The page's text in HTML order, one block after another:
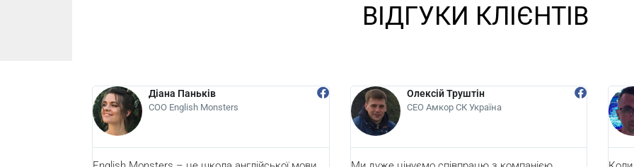
ВІДГУКИ КЛІЄНТІВ
Діана Паньків
СОО English Monsters
Олексій Труштін
СЕО Амкор СК Україна СЕО